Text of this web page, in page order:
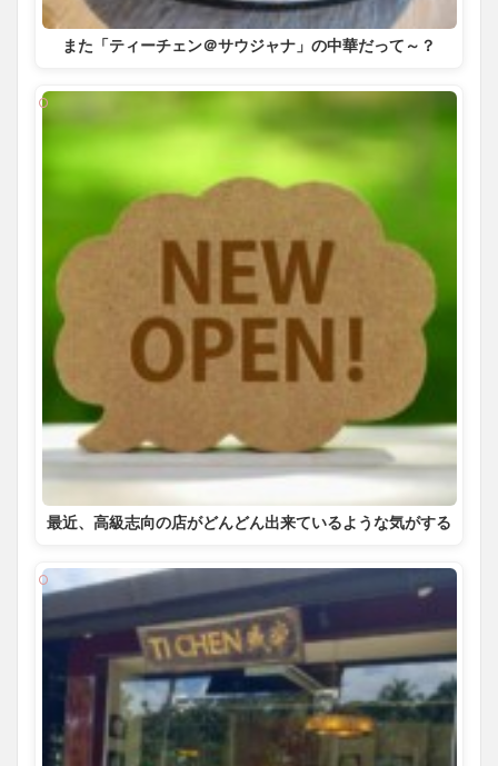
また「ティーチェン＠サウジャナ」の中華だって～？
最近、高級志向の店がどんどん出来ているような気がする